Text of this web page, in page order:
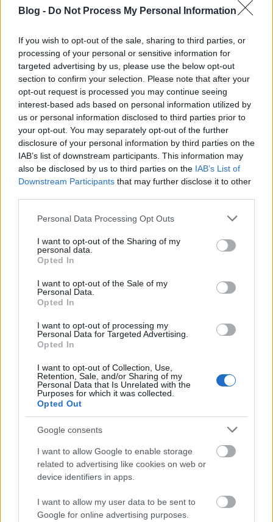
Blog - Do Not Process My Personal Information
If you wish to opt-out of the sale, sharing to third parties, or
processing of your personal or sensitive information for
targeted advertising by us, please use the below opt-out
section to confirm your selection. Please note that after your
opt-out request is processed you may continue seeing
interest-based ads based on personal information utilized by
us or personal information disclosed to third parties prior to
your opt-out. You may separately opt-out of the further
disclosure of your personal information by third parties on the
IAB’s list of downstream participants. This information may
also be disclosed by us to third parties on the IAB’s List of
Downstream Participants that may further disclose it to other
Please note that this website/app uses one or more Google
not limited to your visit or usage behaviour. You may click to
grant or deny consent to Google and its third-party tags to
use your data for below specified purposes in below Google
consent section.
Personal Data Processing Opt Outs
I want to opt-out of the Sharing of my
personal data.
Opted In
I want to opt-out of the Sale of my
Personal Data.
Opted In
I want to opt-out of processing my
Personal Data for Targeted Advertising.
Opted In
I want to opt-out of Collection, Use,
Retention, Sale, and/or Sharing of my
Personal Data that Is Unrelated with the
Purposes for which it was collected.
Opted Out
Google consents
I want to allow Google to enable storage
related to advertising like cookies on web or
device identifiers in apps.
I want to allow my user data to be sent to
Google for online advertising purposes.
nélkül, erre utal a jelvény hiánya is. A beszélgetésnek
vészjósló hátteret ad a kimondott szavaknak, melyek
béke, háború és áldozatvállalás körül forognak.
Szemfüles nézőknek feltűnhet az amerikai
televízióknál szokásos korhatár besorolást jelölő
rövidítés is a bal felső sarokban
elsősorban felnőtteknek szánt, illetve tizenhét éven
aluliaknak nem ajánlott adást jelez. Aaron Harberts
producer már júliusban elmondta, a sorozat PG13+
(parents strongly cautioned – szülői felügyelet erősen
ajánlott)besorolást fog kapni, ami magyar
viszonylatban leginkább a tizenkét éven aluliaknak
szülői felügyelettel ajánlott kategória és a tizenhatos
korhatár-besorolás közé esik félúton. Ugyanakkor
Harberts azt is elmondta: a hagyományokat
családok együtt leülve tudnak megnézni és
kibeszélni, így a szókimondó beszéd, az erőszak vagy